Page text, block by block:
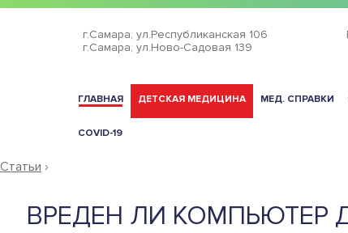
г.Самара, ул.Республиканская 106
г.Самара, ул.Ново-Садовая 139
ГЛАВНАЯ ДЕТСКАЯ МЕДИЦИНА МЕД. СПРАВКИ
COVID-19
Статьи ›
ВРЕДЕН ЛИ КОМПЬЮТЕР